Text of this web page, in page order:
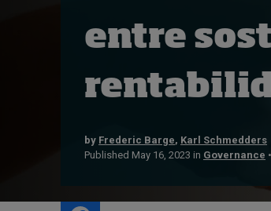
Contactentre
by Frederic Barge, Karl Schmedders
Published May 16, 2023 in Governance